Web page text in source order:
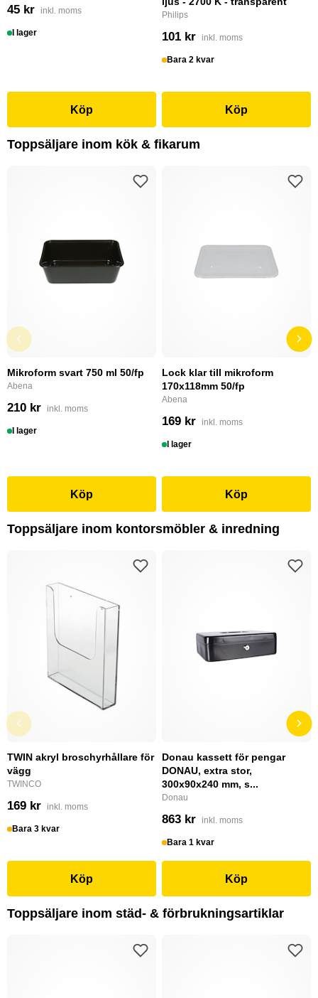
45 kr inkl. moms
I lager
Köp
Philips
101 kr inkl. moms
Bara 2 kvar
Köp
Toppsäljare inom kök & fikarum
Mikroform svart 750 ml 50/fp
Abena
210 kr inkl. moms
I lager
Köp
Lock klar till mikroform
170x118mm 50/fp
Abena
169 kr inkl. moms
I lager
Köp
Toppsäljare inom kontorsmöbler & inredning
TWIN akryl broschyrhållare för
vägg
TWINCO
169 kr inkl. moms
Bara 3 kvar
Köp
Donau kassett för pengar
DONAU, extra stor,
300x90x240 mm, s...
Donau
863 kr inkl. moms
Bara 1 kvar
Köp
Toppsäljare inom städ- & förbrukningsartiklar